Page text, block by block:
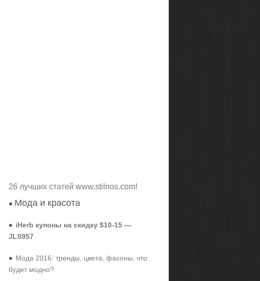
26 лучших статей www.stilnos.com!
● Мода и красота
● iHerb купоны на скидку $10-15 —
JLS957
● Мода 2016: тренды, цвета, фасоны, что
будет модно?